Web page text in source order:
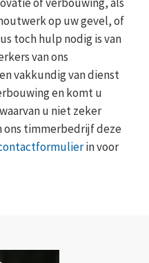
op uw gevel, of
toch hulp nodig is van
van ons
vakkundig van dienst
en komt u
u niet zeker
ons timmerbedrijf deze
in voor